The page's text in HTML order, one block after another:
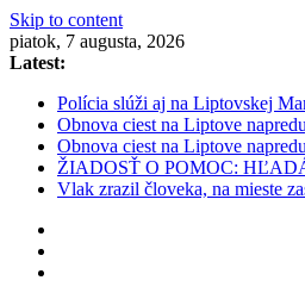
Skip to content
piatok, 7 augusta, 2026
Latest:
Polícia slúži aj na Liptovskej
Obnova ciest na Liptove
Obnova ciest na Liptove
ŽIADOSŤ O POMOC:
Vlak zrazil človeka, na mieste